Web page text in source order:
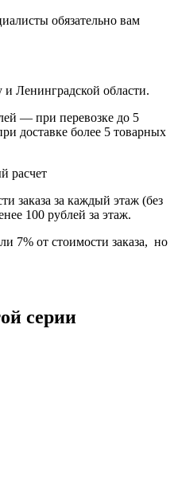
обязательно вам
Ленинградской области.
— при перевозке до 5
доставке более 5 товарных
расчет
заказа за каждый этаж (без
100 рублей за этаж.
7% от стоимости заказа, но
серии